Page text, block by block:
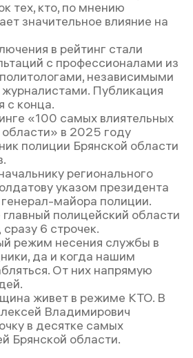
тех, кто, по мнению
значительное влияние на
в рейтинг стали
с профессионалами из
независимыми
Публикация
с конца.
«100 самых влиятельных
в 2025 году
полиции Брянской области
регионального
указом президента
майора полиции.
полицейский области
6 строчек.
режим несения службы в
да и когда нашим
От них напрямую
живет в режиме КТО. В
Владимирович
в десятке самых
Брянской области.